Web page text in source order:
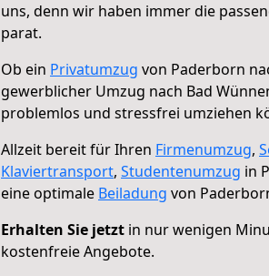
uns, denn wir haben immer die
parat.
Ob ein Privatumzug von Paderborn
gewerblicher Umzug nach Bad
problemlos und stressfrei umziehen
Allzeit bereit für Ihren Firmenumzug,
Klaviertransport, Studentenumzug in
eine optimale Beiladung von
Erhalten Sie jetzt in nur wenigen
kostenfreie Angebote.